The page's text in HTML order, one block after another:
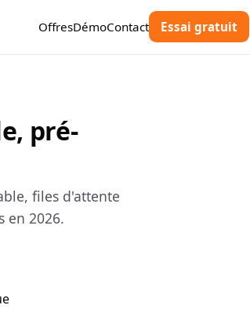
OffresDémoContact Essai gratuit
pré-
files d'attente
en 2026.